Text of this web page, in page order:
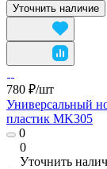
Уточнить наличие
780 ₽/шт
Универсальный
пластик MK305
0
0
Уточнить